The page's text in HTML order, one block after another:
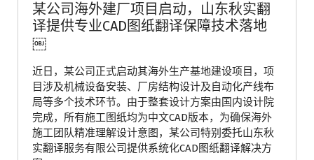
某公司海外建厂项目启动，山东秋实翻
译提供专业CAD图纸翻译保障技术落地
￼
近日，某公司正式启动其海外生产基地建设项目，项
目涉及机械设备安装、厂房结构设计及自动化产线布
局等多个技术环节。由于整套设计方案由国内设计院
完成，所有施工图纸均为中文CAD版本，为确保海外
施工团队精准理解设计意图，某公司特别委托山东秋
实翻译服务有限公司提供系统化CAD图纸翻译解决方